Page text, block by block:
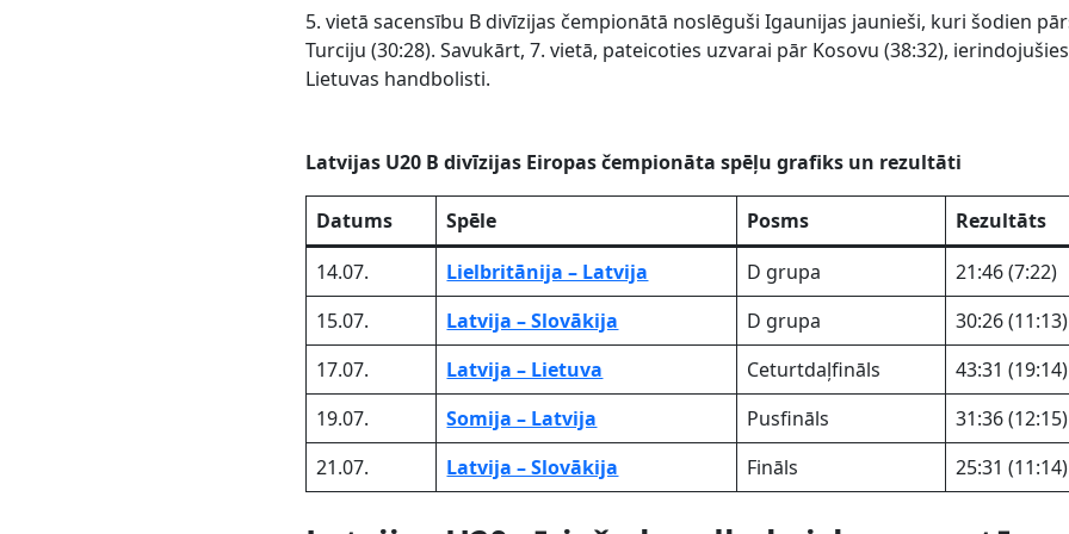
5. vietā sacensību B divīzijas čempionātā noslēguši Igaunijas jaunieši, kuri šodien
Turciju (30:28). Savukārt, 7. vietā, pateicoties uzvarai pār Kosovu (38:32), ierindojušies
Lietuvas handbolisti.
Latvijas U20 B divīzijas Eiropas čempionāta spēļu grafiks un rezultāti
Datums Spēle Posms
Rezultāts
14.07.
Lielbritānija – Latvija D grupa
21:46 (7:22)
15.07.
Latvija – Slovākija D grupa
30:26 (11:13)
17.07.
Latvija – Lietuva Ceturtdaļfināls
43:31 (19:14)
19.07.
Somija – Latvija Pusfināls
31:36 (12:15)
21.07.
Latvija – Slovākija Fināls 25:31 (11:14)